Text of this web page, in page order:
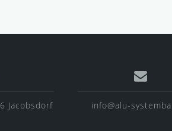
Jacobsdorf info@alu-